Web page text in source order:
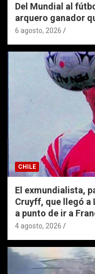
Del Mundial al
arquero ganador
6 agosto, 2026
CHILE
El exmundialista,
Cruyff, que llegó a
a punto de ir a
4 agosto, 2026